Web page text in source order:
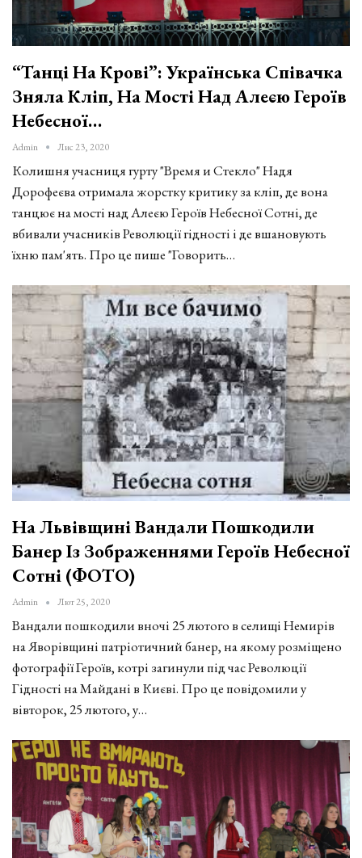
“Танці На Крові”: Українська Співачка
Зняла Кліп, На Мості Над Алеєю Героїв
Небесної…
Admin Лис 23, 2020
Колишня учасниця гурту "Время и Стекло" Надя
Дорофеєва отримала жорстку критику за кліп, де вона
танцює на мості над Алеєю Героїв Небесної Сотні, де
вбивали учасників Революції гідності і де вшановують
їхню пам'ять. Про це пише "Говорить…
На Львівщині Вандали Пошкодили
Банер Із Зображеннями Героїв Небесної
Сотні (ФОТО)
Admin Лют 25, 2020
Вандали пошкодили вночі 25 лютого в селищі Немирів
на Яворівщині патріотичний банер, на якому розміщено
фотографії Героїв, котрі загинули під час Революції
Гідності на Майдані в Києві. Про це повідомили у
вівторок, 25 лютого, у…